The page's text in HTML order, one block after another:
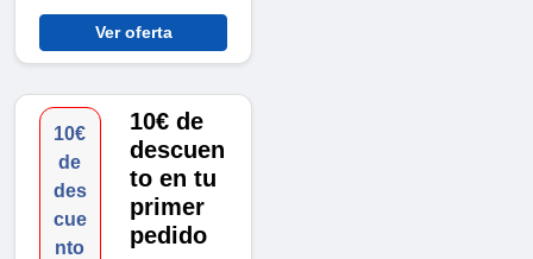
Ver oferta
10€
de
des
cue
nto
10€ de
descuen
to en tu
primer
pedido